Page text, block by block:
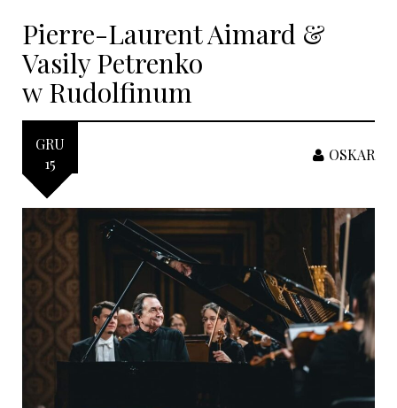
Pierre-Laurent Aimard &
Vasily Petrenko
w Rudolfinum
GRU
15
OSKAR